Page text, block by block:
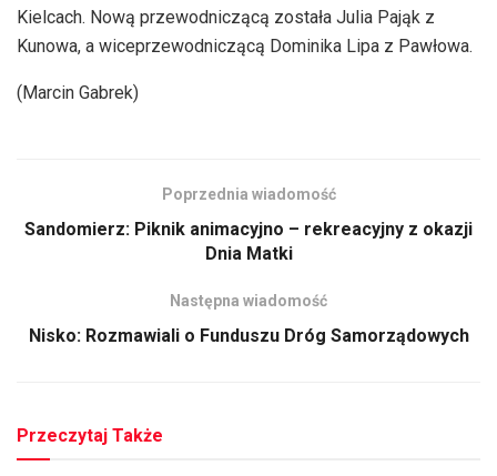
Kielcach. Nową przewodniczącą została Julia Pająk z
Kunowa, a wiceprzewodniczącą Dominika Lipa z Pawłowa.
(Marcin Gabrek)
Poprzednia wiadomość
Sandomierz: Piknik animacyjno – rekreacyjny z okazji
Dnia Matki
Następna wiadomość
Nisko: Rozmawiali o Funduszu Dróg Samorządowych
Przeczytaj Także